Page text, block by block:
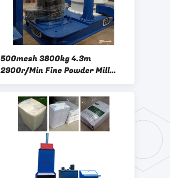
500mesh 3800kg 4.3m
2900r/Min Fine Powder Mill
Grinder